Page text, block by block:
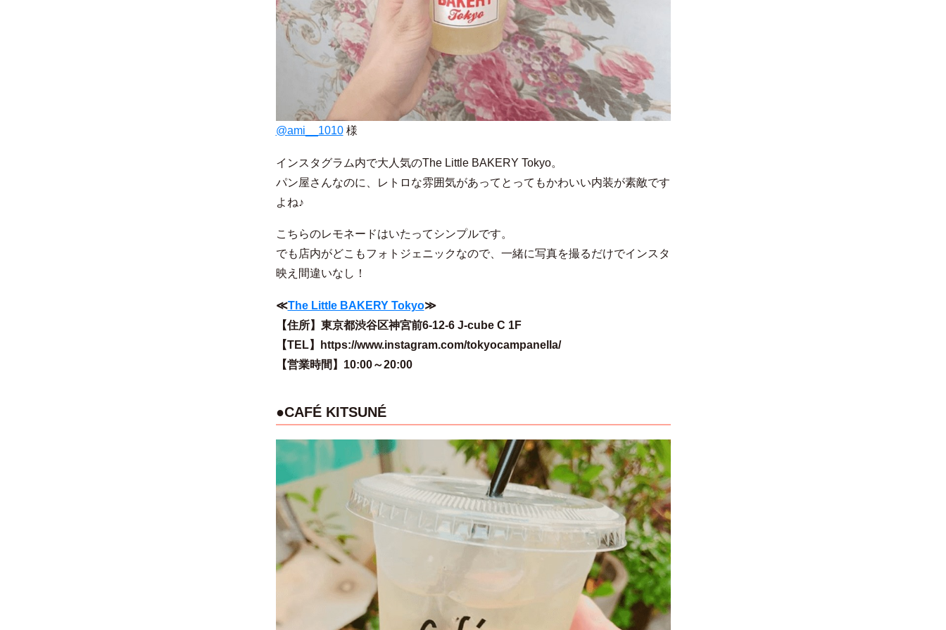
@ami__1010様
インスタグラム内で大人気のThe Little BAKERY Tokyo。
パン屋さんなのに、レトロな雰囲気があってとってもかわいい内装が素敵です
よね♪
こちらのレモネードはいたってシンプルです。
でも店内がどこもフォトジェニックなので、一緒に写真を撮るだけでインスタ
映え間違いなし！
≪The Little BAKERY Tokyo≫
【住所】東京都渋谷区神宮前6-12-6 J-cube C 1F
【TEL】https://www.instagram.com/tokyocampanella/
【営業時間】10:00～20:00
●CAFÉ KITSUNÉ